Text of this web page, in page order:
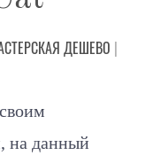
ДЕШЕВО |
на данный